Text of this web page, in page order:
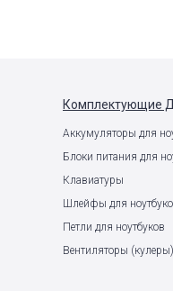
Комплектующие
Аккумуляторы для
Блоки питания для
Клавиатуры
Шлейфы для
Петли для ноутбуков
Вентиляторы (кулеры)